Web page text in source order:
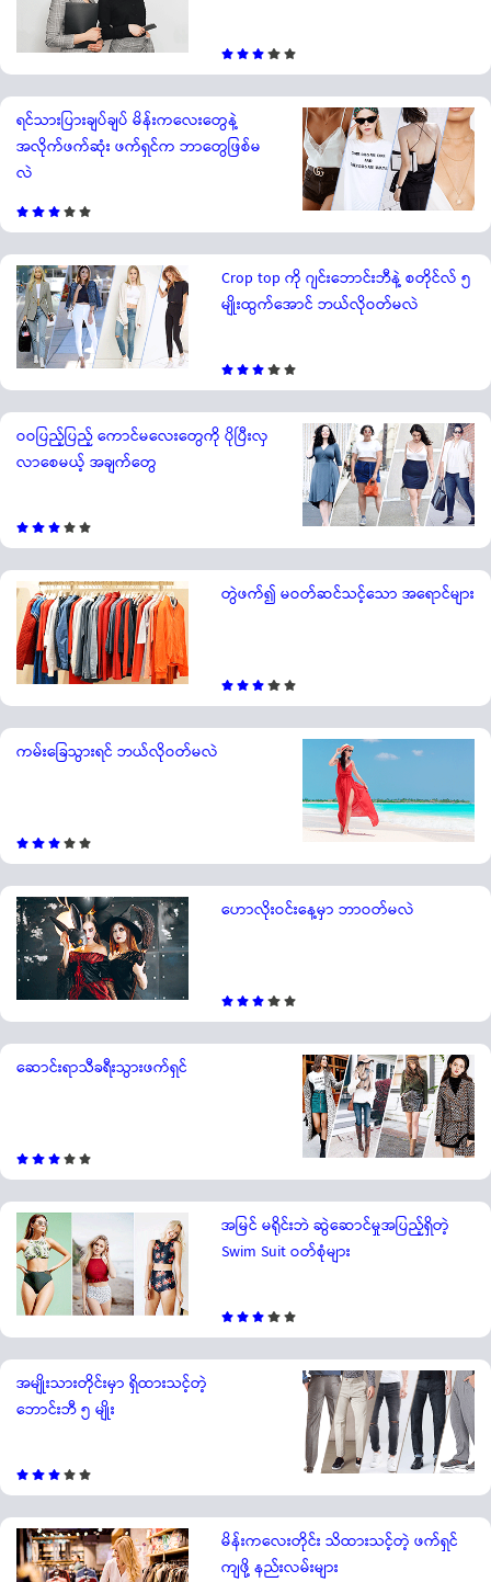
ရင်သားပြားချပ်ချပ် မိန်းကလေးတွေနဲ့
အလိုက်ဖက်ဆုံး ဖက်ရှင်က ဘာတွေဖြစ်မ
လဲ
Crop top ကို ဂျင်းဘောင်းဘီနဲ့ စတိုင်လ် ၅
မျိုးထွက်အောင် ဘယ်လိုဝတ်မလဲ
ဝဝပြည့်ပြည့် ကောင်မလေးတွေကို ပိုပြီးလှ
လာစေမယ့် အချက်တွေ
တွဲဖက်၍ မဝတ်ဆင်သင့်သော အရောင်များ
ကမ်းခြေသွားရင် ဘယ်လိုဝတ်မလဲ
ဟောလိုးဝင်းနေ့မှာ ဘာဝတ်မလဲ
ဆောင်းရာသီခရီးသွားဖက်ရှင်
အမြင် မရိုင်းဘဲ ဆွဲဆောင်မှုအပြည့်ရှိတဲ့
Swim Suit ဝတ်စုံများ
အမျိုးသားတိုင်းမှာ ရှိထားသင့်တဲ့
ဘောင်းဘီ ၅ မျိုး
မိန်းကလေးတိုင်း သိထားသင့်တဲ့ ဖက်ရှင်
ကျဖို့ နည်းလမ်းများ